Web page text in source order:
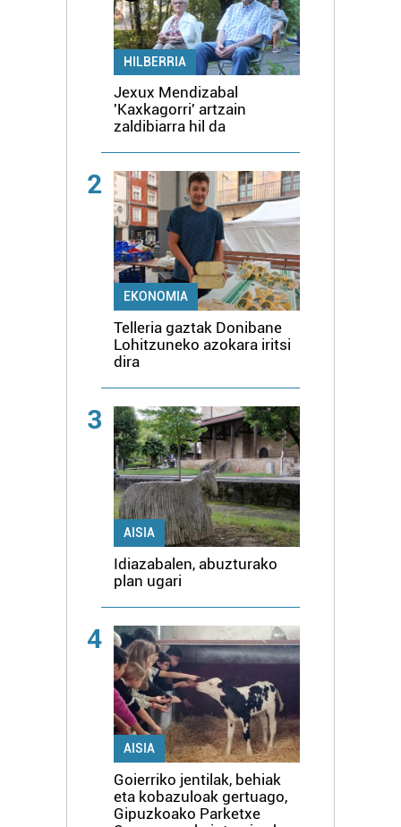
HILBERRIA
Jexux Mendizabal
'Kaxkagorri' artzain
zaldibiarra hil da
2
EKONOMIA
Telleria gaztak Donibane
Lohitzuneko azokara iritsi
dira
3
AISIA
Idiazabalen, abuzturako
plan ugari
4
AISIA
Goierriko jentilak, behiak
eta kobazuloak gertuago,
Gipuzkoako Parketxe